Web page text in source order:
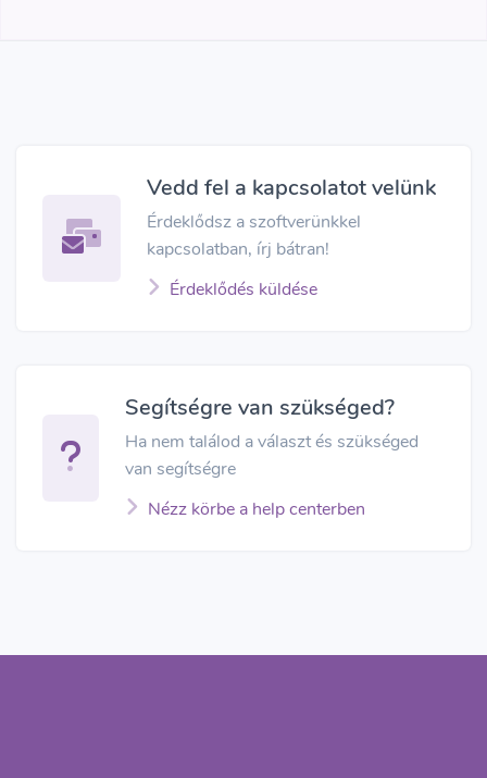
Vedd fel a kapcsolatot velünk
Érdeklődsz a szoftverünkkel
kapcsolatban, írj bátran!
Érdeklődés küldése
Segítségre van szükséged?
Ha nem találod a választ és szükséged
van segítségre
Nézz körbe a help centerben